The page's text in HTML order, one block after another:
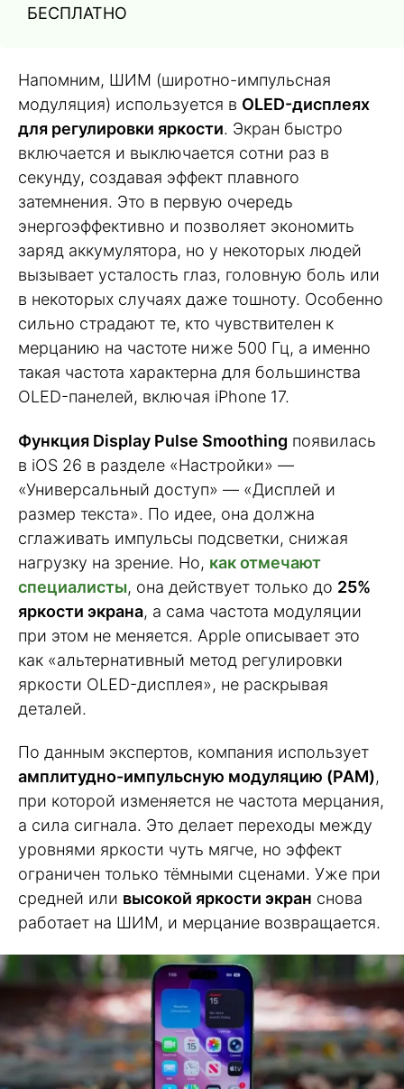
БЕСПЛАТНО
Напомним, ШИМ (широтно-импульсная
модуляция) используется в OLED-дисплеях
для регулировки яркости. Экран быстро
включается и выключается сотни раз в
секунду, создавая эффект плавного
затемнения. Это в первую очередь
энергоэффективно и позволяет экономить
заряд аккумулятора, но у некоторых людей
вызывает усталость глаз, головную боль или
в некоторых случаях даже тошноту. Особенно
сильно страдают те, кто чувствителен к
мерцанию на частоте ниже 500 Гц, а именно
такая частота характерна для большинства
OLED-панелей, включая iPhone 17.
Функция Display Pulse Smoothing появилась
в iOS 26 в разделе «Настройки» —
«Универсальный доступ» — «Дисплей и
размер текста». По идее, она должна
сглаживать импульсы подсветки, снижая
нагрузку на зрение. Но, как отмечают
специалисты, она действует только до 25%
яркости экрана, а сама частота модуляции
при этом не меняется. Apple описывает это
как «альтернативный метод регулировки
яркости OLED-дисплея», не раскрывая
деталей.
По данным экспертов, компания использует
амплитудно-импульсную модуляцию (PAM),
при которой изменяется не частота мерцания,
а сила сигнала. Это делает переходы между
уровнями яркости чуть мягче, но эффект
ограничен только тёмными сценами. Уже при
средней или высокой яркости экран снова
работает на ШИМ, и мерцание возвращается.